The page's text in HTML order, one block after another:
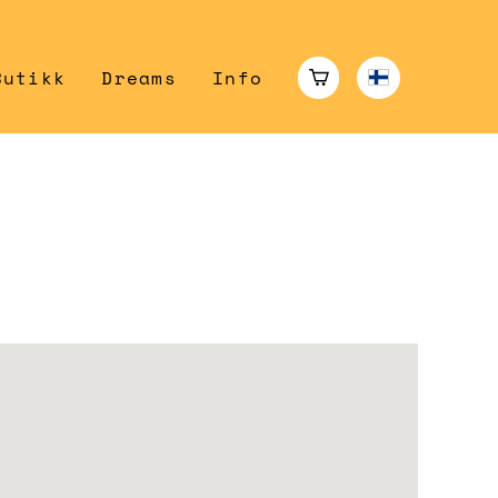
Dreams Info